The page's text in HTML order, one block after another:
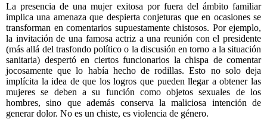
La presencia de una mujer exitosa por fuera del ámbito familiar
implica una amenaza que despierta conjeturas que en ocasiones se
transforman en comentarios supuestamente chistosos. Por ejemplo,
la invitación de una famosa actriz a una reunión con el presidente
(más allá del trasfondo político o la discusión en torno a la situación
sanitaria) despertó en ciertos funcionarios la chispa de comentar
jocosamente que lo había hecho de rodillas. Esto no solo deja
implícita la idea de que los logros que pueden llegar a obtener las
mujeres se deben a su función como objetos sexuales de los
hombres, sino que además conserva la maliciosa intención de
generar dolor. No es un chiste, es violencia de género.